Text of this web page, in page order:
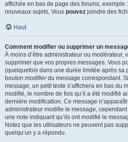
affichée en bas de page des forums, exemple
nouveaux sujets, Vous pouvez joindre des
Haut
Comment modifier ou supprimer un
À moins d’être administrateur ou modérateur,
supprimer que vos propres messages. Vous
(quelquefois dans une durée limitée après sa
bouton modifierdu message correspondant.
message, un petit texte s’affichera en bas du
modifié, le nombre de fois qu’il a été modifié
dernière modification. Ce message
administrateur modifie le message,
une note indiquant qu’ils ont modifié le
Notez que les utilisateurs ne peuvent pas
quelqu’un y a répondu.